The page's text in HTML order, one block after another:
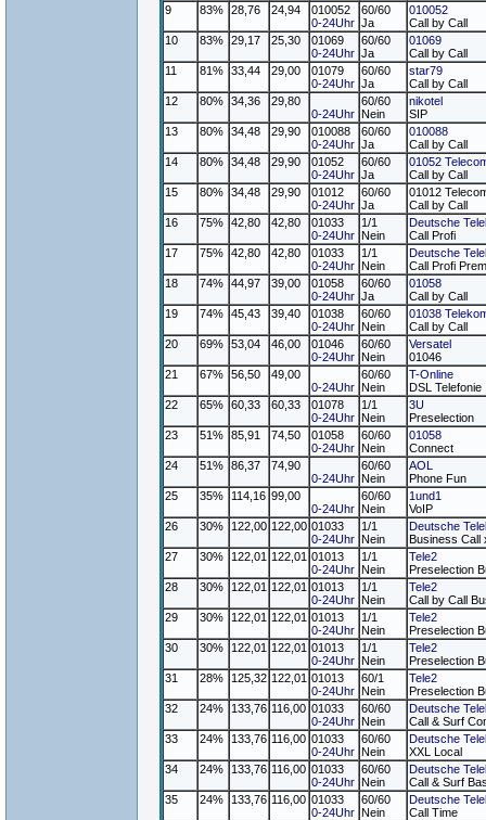
9
83% 28,76 24,94
010052
0-24Uhr
60/60
Ja
010052
Call by Call
10
83% 29,17 25,30
01069
0-24Uhr
60/60
Ja
01069
Call by Call
11
81% 33,44 29,00
01079
0-24Uhr
60/60
Ja
star79
Call by Call
12
80% 34,36
29,80
0-24Uhr
60/60
Nein
nikotel
SIP
13
80% 34,48 29,90
010088
0-24Uhr
60/60
Ja
010088
Call by Call
14
80% 34,48 29,90
01052
0-24Uhr
60/60
Ja
01052
Call by Call
15
80% 34,48 29,90
01012
0-24Uhr
60/60
Ja
01012
Call by Call
16
75% 42,80 42,80
01033
0-24Uhr
1/1
Nein
Deutsche
Call Profi
17
75% 42,80 42,80
01033
0-24Uhr
1/1
Nein
Deutsche
Call Profi
18
74% 44,97 39,00
01058
0-24Uhr
60/60
Ja
01058
Call by Call
19
74% 45,43 39,40
01038
0-24Uhr
60/60
Nein
01038
Call by Call
20
69% 53,04 46,00
01046
0-24Uhr
60/60
Nein
Versatel
01046
21
67% 56,50
49,00
0-24Uhr
60/60
Nein
T-Online
DSL Telefonie
22
65% 60,33 60,33
01078
0-24Uhr
1/1
Nein
3U
Preselection
23
51% 85,91 74,50
01058
0-24Uhr
60/60
Nein
01058
Connect
24
51% 86,37
74,90
0-24Uhr
60/60
Nein
AOL
Phone Fun
25
35% 114,16 99,00
0-24Uhr
60/60
Nein
1und1
VoIP
26
30% 122,00 122,00 01033
0-24Uhr
1/1
Nein
Deutsche
Business Call
27
30% 122,01 122,01 01013
0-24Uhr
1/1
Nein
Tele2
Preselection
28
30% 122,01 122,01 01013
0-24Uhr
1/1
Nein
Tele2
Call by Call
29
30% 122,01 122,01 01013
0-24Uhr
1/1
Nein
Tele2
Preselection
30
30% 122,01 122,01 01013
0-24Uhr
1/1
Nein
Tele2
Preselection
31
28% 125,32 122,01 01013
0-24Uhr
60/1
Nein
Tele2
Preselection
32
24% 133,76 116,00 01033
0-24Uhr
60/60
Nein
Deutsche
Call & Surf
33
24% 133,76 116,00 01033
0-24Uhr
60/60
Nein
Deutsche
XXL Local
34
24% 133,76 116,00 01033
0-24Uhr
60/60
Nein
Deutsche
Call & Surf
35
24% 133,76 116,00 01033
0-24Uhr
60/60
Nein
Deutsche
Call Time